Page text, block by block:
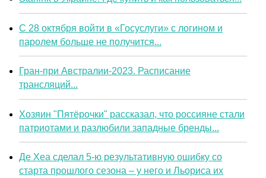
С 28 октября войти в «Госуслуги» с логином и
паролем больше не получится...
Гран-при Австралии-2023. Расписание
трансляций...
Хозяин "Пятёрочки" рассказал, что россияне стали
патриотами и разлюбили западные бренды...
Де Хеа сделал 5-ю результативную ошибку со
старта прошлого сезона – у него и Льориса их